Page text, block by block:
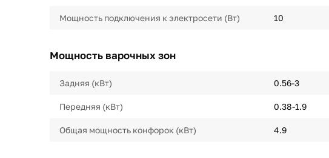
Мощность подключения к электросети (Вт) 10
Мощность варочных зон
Задняя (кВт) 0.56-3
Передняя (кВт) 0.38-1.9
Общая мощность конфорок (кВт) 4.9